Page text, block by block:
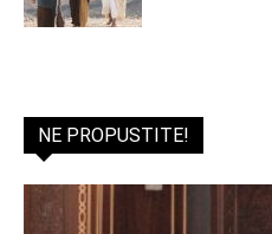
NE PROPUSTITE!